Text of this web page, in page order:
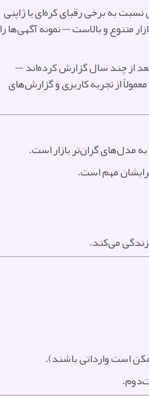
به برخی رقبای کره‌ای یا ژاپنی
متنوع و بالاست — نمونه آگهی‌ها را
از چند سال گزارش کرده‌اند —
از تجربه کاربری و گزارش‌های
مدل‌های گران‌تر بازار است.
مهم است.
زندگی می‌کند.
است وارداتی باشند).